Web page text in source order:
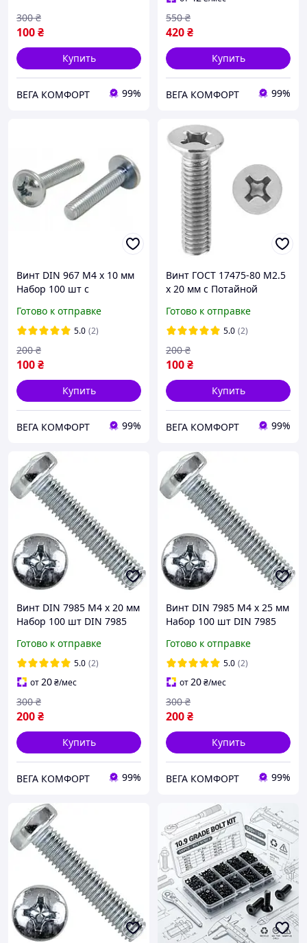
100₴
300 ₴
Купить
ВЕГА КОМФОРТ 99%
420₴
550 ₴
Купить
ВЕГА КОМФОРТ 99%
Винт DIN 967 М4 х 10 мм
Набор 100 шт с
Фланцем ЦБ PZ+PL Spec
Готово к отправке
5.0 (2)
100₴
200 ₴
Купить
ВЕГА КОМФОРТ 99%
Винт ГОСТ 17475-80 М2.5
х 20 мм с Потайной
шт ЦБ
Готово к отправке
5.0 (2)
100₴
200 ₴
Купить
ВЕГА КОМФОРТ 99%
Винт DIN 7985 М4 х 20 мм
Набор 100 шт DIN 7985
Готово к отправке
5.0 (2)
от20₴/мес
200₴
300 ₴
Купить
ВЕГА КОМФОРТ 99%
Винт DIN 7985 М4 х 25 мм
Набор 100 шт DIN 7985
Готово к отправке
5.0 (2)
от20₴/мес
200₴
300 ₴
Купить
ВЕГА КОМФОРТ 99%